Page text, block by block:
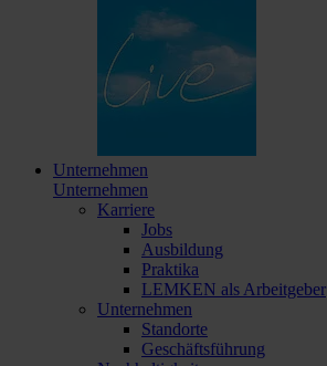
Unternehmen
Unternehmen
Karriere
Jobs
Ausbildung
Praktika
LEMKEN als Arbeitgeber
Unternehmen
Standorte
Geschäftsführung